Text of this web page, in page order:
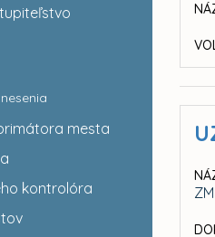
mesta
kontrolóra